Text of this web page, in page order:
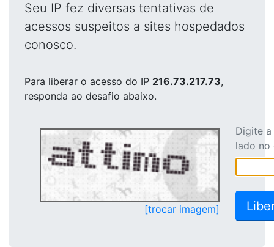
Seu IP fez diversas tentativas de
acessos suspeitos a sites hospedados
conosco.
Para liberar o acesso do IP 216.73.217.73,
responda ao desafio abaixo.
[trocar imagem]
Digite
lado no